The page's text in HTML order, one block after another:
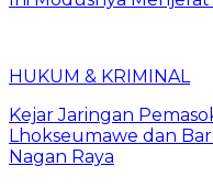
HUKUM & KRIMINAL
Kejar Jaringan
Lhokseumawe dan
Nagan Raya